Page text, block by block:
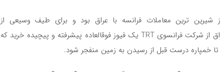
یكی از شیرین ترین معاملات فرانسه با عراق بود و برای طیف وسیعی از
پیمانکاران درآمد تولید می كرد. درهمین راستا عراق از شركت فرانسوی TRT یك فیوز فوقالعاده پیشرفته و پیچیده خرید كه
خمپاره درست قبل از رسیدن به زمین منفجر شود.